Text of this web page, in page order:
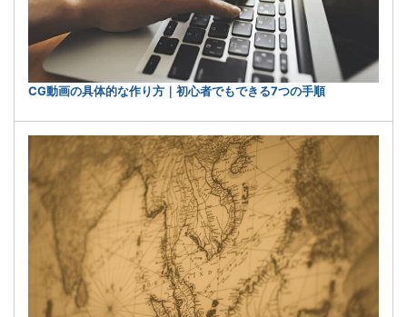
CG動画の具体的な作り方｜初心者でもできる7つの手順